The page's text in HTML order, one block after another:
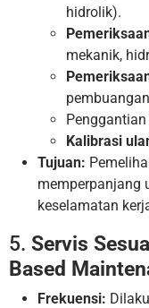
hidrolik).
mekanik,
Penggantian
Kalibrasi
Tujuan:
memperpanjang
keselamatan
5. Servis
Based
Frekuensi: